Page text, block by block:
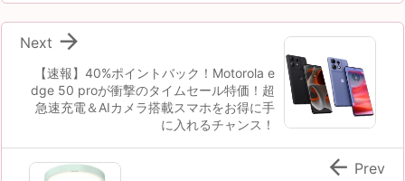
【速報】40%ポイントバック！Motorola e
dge 50 proが衝撃のタイムセール特価！超
急速充電＆AIカメラ搭載スマホをお得に手
に入れるチャンス！

Next
 Prev